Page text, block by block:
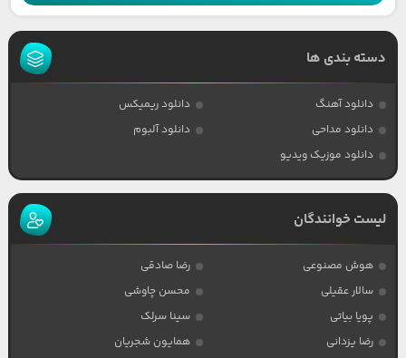
دسته بندی ها
دانلود آهنگ
دانلود ریمیکس
دانلود مداحی
دانلود آلبوم
دانلود موزیک ویدیو
لیست خوانندگان
هوش مصنوعی
رضا صادقی
سالار عقیلی
محسن چاوشی
پویا بیاتی
سینا سرلک
رضا یزدانی
همایون شجریان